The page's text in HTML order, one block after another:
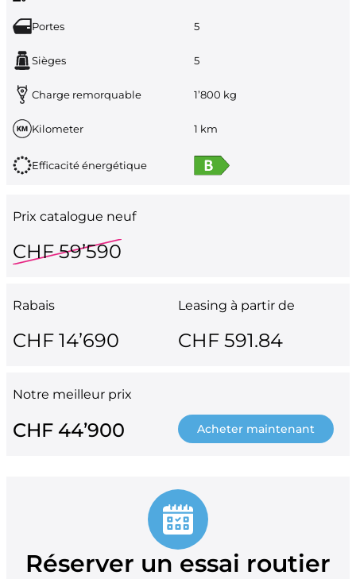
Portes 5
Sièges 5
Charge remorquable 1’800 kg
Kilometer 1 km
Efficacité énergétique
Prix catalogue neuf
CHF 59’590
Rabais
CHF 14’690
Leasing à partir de
CHF 591.84
Notre meilleur prix
CHF 44’900 Acheter maintenant
Réserver un essai routier